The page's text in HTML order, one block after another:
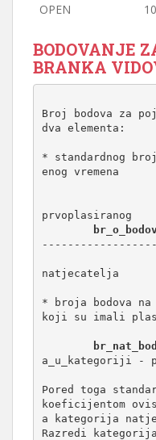
OPEN
BODOVANJE
BRANKA
Broj bodova za
dva elementa:
* standardnog
enog vremena
prvoplasiranog
natjecatelja
* broja bodova
koji su imali
a_u_kategoriji -
Pored toga
koeficijentom
a kategorija
Razredi